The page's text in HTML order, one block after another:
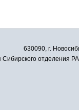
630090, г.
Сибирского отделения